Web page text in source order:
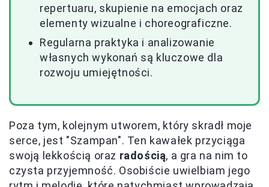
repertuaru, skupienie na emocjach oraz
elementy wizualne i choreograficzne.
Regularna praktyka i analizowanie
własnych wykonań są kluczowe dla
rozwoju umiejętności.
Poza tym, kolejnym utworem, który skradł moje
serce, jest "Szampan". Ten kawałek przyciąga
swoją lekkością oraz radością, a gra na nim to
czysta przyjemność. Osobiście uwielbiam jego